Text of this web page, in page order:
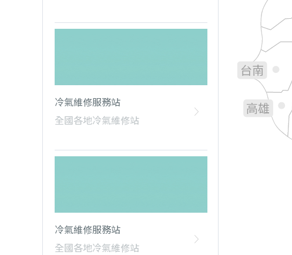
冷氣維修服務站
全國各地冷氣維修站
冷氣維修服務站
全國各地冷氣維修站
台南
高雄
雲林
嘉義